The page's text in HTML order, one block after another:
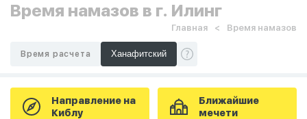
Время намазов в г. Илинг
Главная Время намазов
Время расчета
Направление на
Киблу
Ближайшие
мечети